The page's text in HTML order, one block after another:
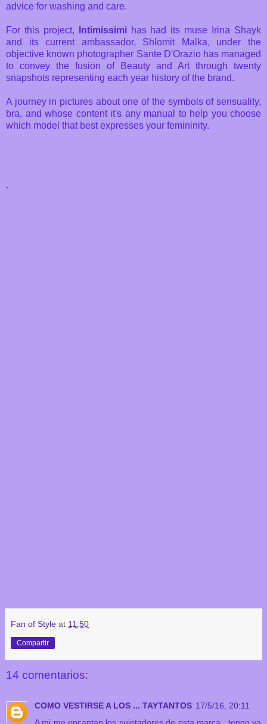
advice for washing and care.
For this project, Intimissimihas had its muse Irina Shayk
and its current ambassador, Shlomit Malka, under the
objective known photographer Sante D'Orazio has managed
to convey the fusion of Beauty and Art through twenty
snapshots representing each year history of the brand.
A journey in pictures about one of the symbols of sensuality,
bra, and whose content it's any manual to help you choose
which model that best expresses your femininity.
.
Fan of Style at 11:50
Compartir
14 comentarios:
COMO VESTIRSE A LOS ... TAYTANTOS 17/5/16, 20:11